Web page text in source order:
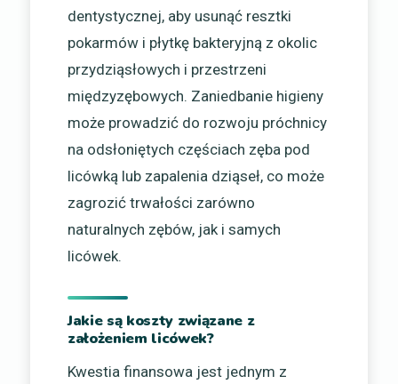
dentystycznej, aby usunąć resztki
pokarmów i płytkę bakteryjną z okolic
przydziąsłowych i przestrzeni
międzyzębowych. Zaniedbanie higieny
może prowadzić do rozwoju próchnicy
na odsłoniętych częściach zęba pod
licówką lub zapalenia dziąseł, co może
zagrozić trwałości zarówno
naturalnych zębów, jak i samych
licówek.
Jakie są koszty związane z
założeniem licówek?
Kwestia finansowa jest jednym z